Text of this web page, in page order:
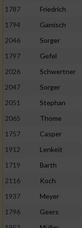
1787
Friedrich
1794
Gamisch
2046
Sorger
1797
Gefel
2026
Schwertner
2047
Sorger
2051
Stephan
2065
Thome
1757
Casper
1912
Lenkeit
1719
Barth
2116
Koch
1937
Meyer
1796
Geers